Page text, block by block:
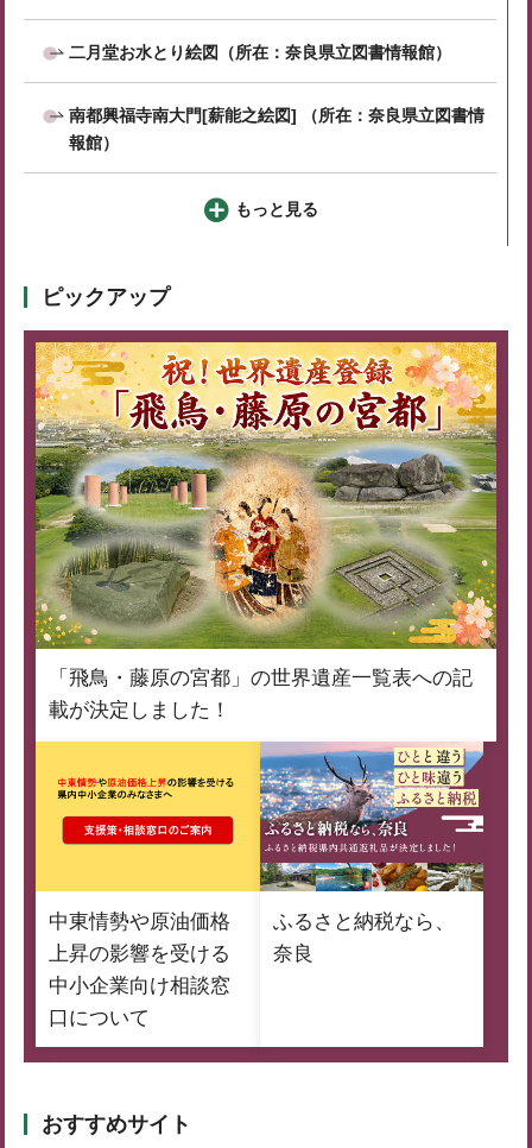
二月堂お水とり絵図（所在：奈良県立図書情報館）
南都興福寺南大門[薪能之絵図] （所在：奈良県立図書情
報館）
もっと見る
ピックアップ
「飛鳥・藤原の宮都」の世界遺産一覧表への記
載が決定しました！
中東情勢や原油価格
上昇の影響を受ける
中小企業向け相談窓
口について
ふるさと納税なら、
奈良
おすすめサイト